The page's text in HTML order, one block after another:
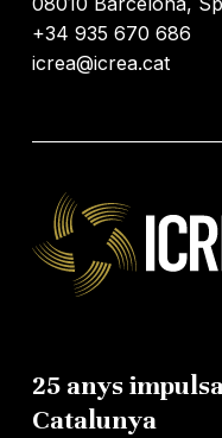
+34 935 670 686
icrea@icrea.cat
25 anys
Catalunya